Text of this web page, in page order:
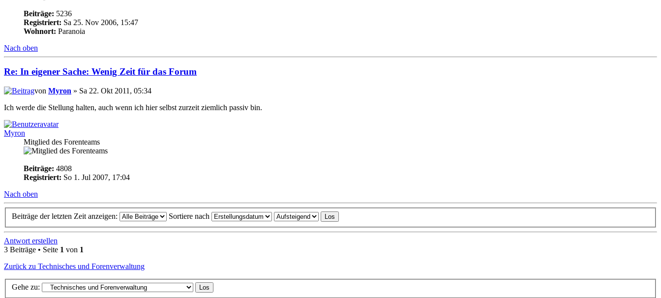
Beiträge: 5236
Registriert: Sa 25. Nov 2006, 15:47
Wohnort: Paranoia
Nach oben
Re: In eigener Sache: Wenig Zeit für das Forum
von Myron » Sa 22. Okt 2011, 05:34
Ich werde die Stellung halten, auch wenn ich hier selbst zurzeit ziemlich passiv bin.
Myron
Mitglied des Forenteams
Beiträge: 4808
Registriert: So 1. Jul 2007, 17:04
Nach oben
Beiträge der letzten Zeit anzeigen: Sortiere nach
Antwort erstellen
3 Beiträge • Seite 1 von 1
Zurück zu Technisches und Forenverwaltung
Gehe zu: